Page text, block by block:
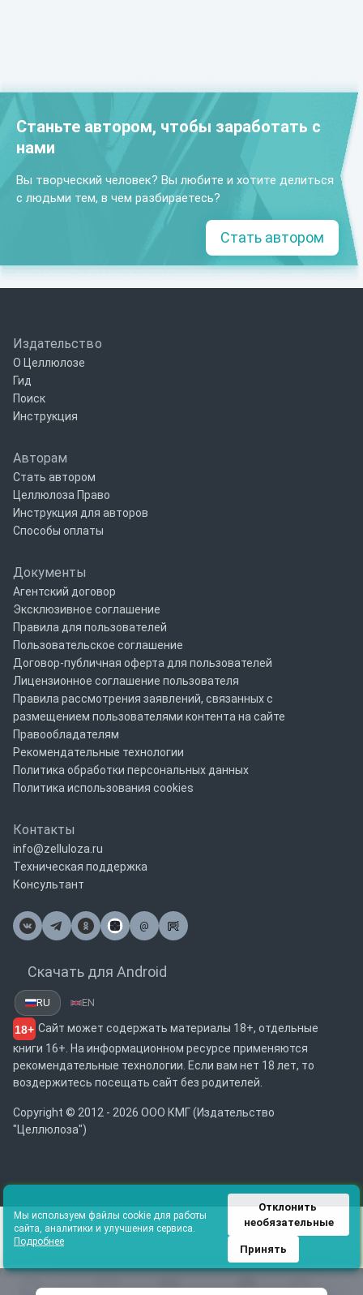
Станьте автором, чтобы заработать с
нами
Вы творческий человек? Вы любите и хотите делиться
с людьми тем, в чем разбираетесь?
Стать автором
Издательство
О Целлюлозе
Гид
Поиск
Инструкция
Авторам
Стать автором
Целлюлоза Право
Инструкция для авторов
Способы оплаты
Документы
Агентский договор
Эксклюзивное соглашение
Правила для пользователей
Пользовательское соглашение
Договор-публичная оферта для пользователей
Лицензионное соглашение пользователя
Правила рассмотрения заявлений, связанных с
размещением пользователями контента на сайте
Правообладателям
Рекомендательные технологии
Политика обработки персональных данных
Политика использования cookies
Контакты
info@zelluloza.ru
Техническая поддержка
Консультант
@
Почта
Скачать для Android
RU EN
18+ Сайт может содержать материалы 18+, отдельные
книги 16+. На информационном ресурсе применяются
рекомендательные технологии. Если вам нет 18 лет, то
воздержитесь посещать сайт без родителей.
Copyright © 2012 - 2026 ООО КМГ (Издательство
"Целлюлоза")
Мы используем файлы cookie для работы
сайта, аналитики и улучшения сервиса.
Подробнее
Отклонить
необязательные
Принять